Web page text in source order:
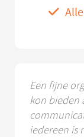
Een fijne
kon bieden
iedereen is